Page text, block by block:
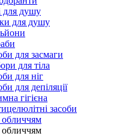
для душу
для душу
для засмаги
для тіла
для ніг
для депіляції
гігієна
засоби
обличчям
обличчям